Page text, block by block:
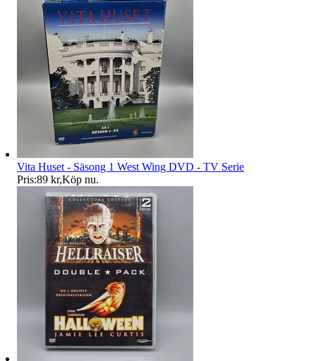
Vita Huset - Säsong 1 West Wing DVD - TV Serie
Pris:89 kr,Köp nu.